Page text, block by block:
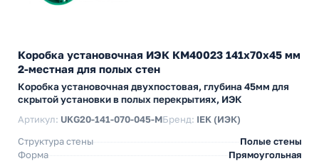
Коробка установочная ИЭК КМ40023 141х70x45 мм
2-местная для полых стен
Коробка установочная двухпостовая, глубина 45мм для
скрытой установки в полых перекрытиях, ИЭК
Артикул: UKG20-141-070-045-MБренд: IEK (ИЭК)
Структура стены
Полые стены
Форма
Прямоугольная